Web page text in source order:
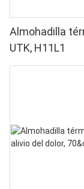
Almohadilla
UTK, H11L1